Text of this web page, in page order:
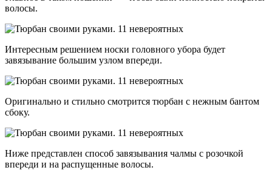
волосы.
Интересным решением носки головного убора будет
завязывание большим узлом впереди.
Оригинально и стильно смотрится тюрбан с нежным бантом
сбоку.
Ниже представлен способ завязывания чалмы с розочкой
впереди и на распущенные волосы.